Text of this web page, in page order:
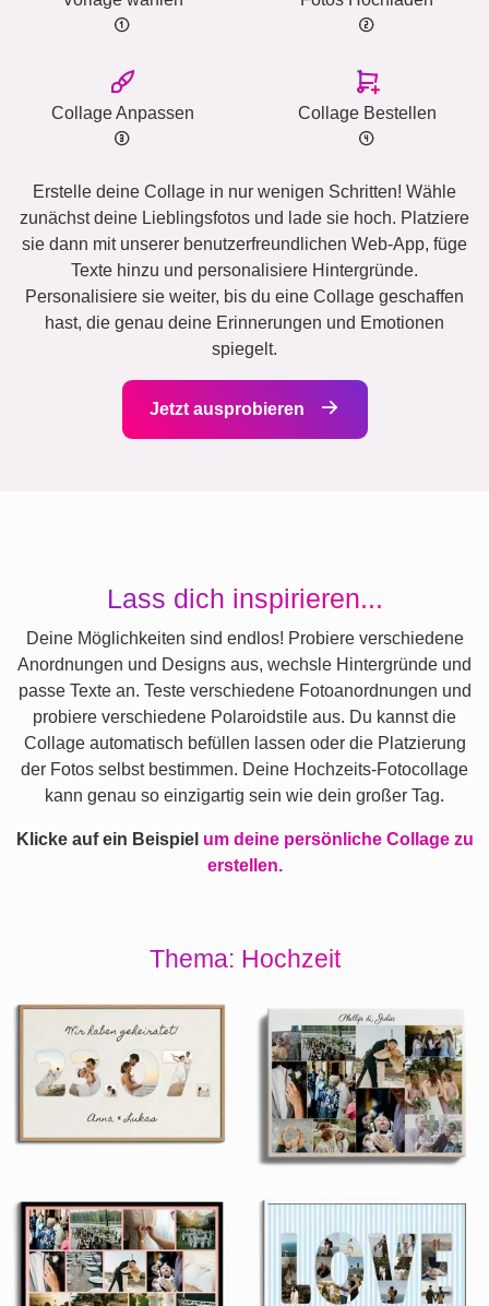
Collage Anpassen Collage Bestellen
Erstelle deine Collage in nur wenigen Schritten! Wähle
zunächst deine Lieblingsfotos und lade sie hoch. Platziere
sie dann mit unserer benutzerfreundlichen Web-App, füge
Texte hinzu und personalisiere Hintergründe.
Personalisiere sie weiter, bis du eine Collage geschaffen
hast, die genau deine Erinnerungen und Emotionen
spiegelt.
Jetzt ausprobieren
Lass dich inspirieren...
Deine Möglichkeiten sind endlos! Probiere verschiedene
Anordnungen und Designs aus, wechsle Hintergründe und
passe Texte an. Teste verschiedene Fotoanordnungen und
probiere verschiedene Polaroidstile aus. Du kannst die
Collage automatisch befüllen lassen oder die Platzierung
der Fotos selbst bestimmen. Deine Hochzeits-Fotocollage
kann genau so einzigartig sein wie dein großer Tag.
Klicke auf ein Beispiel um deine persönliche Collage zu
erstellen.
Thema: Hochzeit